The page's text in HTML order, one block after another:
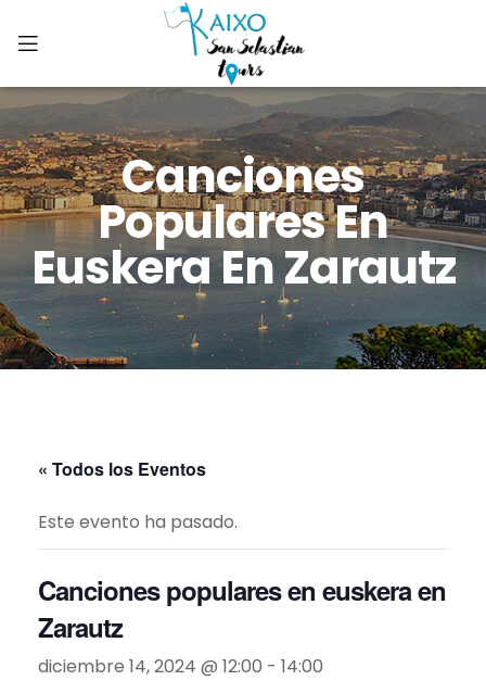
Canciones
Populares En
Euskera En Zarautz
« Todos los Eventos
Este evento ha pasado.
Canciones populares en euskera en
Zarautz
diciembre 14, 2024 @ 12:00 - 14:00